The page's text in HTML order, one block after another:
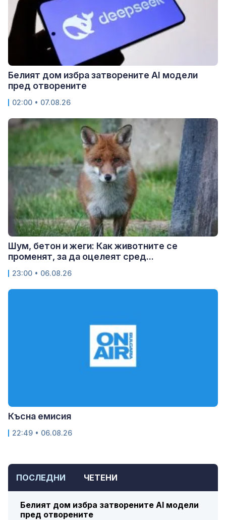
ПОСЛЕДНИ ЧЕТЕНИ
Белият дом избра затворените AI модели
пред отворените
Белият дом избра затворените AI модели
пред отворените
02:00 • 07.08.26
Шум, бетон и жеги: Как животните се
променят, за да оцелеят сред...
23:00 • 06.08.26
Късна емисия
22:49 • 06.08.26